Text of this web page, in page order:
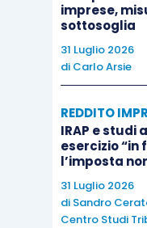
comma 2, cod.
imprese,
sottosoglia
31 Luglio 2026
di Carlo Arsie
REDDITO
IRAP e studi
esercizio “in
l’imposta
31 Luglio 2026
di Sandro
Centro Studi